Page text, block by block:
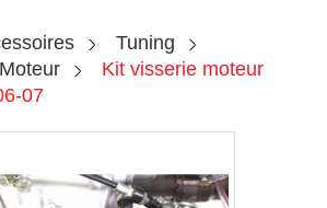
Tuning
Moteur
Kit visserie moteur
07